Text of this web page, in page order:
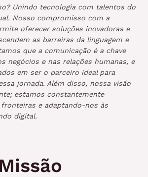
Unindo tecnologia com talentos do
Nosso compromisso com a
oferecer soluções inovadoras e
as barreiras da linguagem e
que a comunicação é a chave
negócios e nas relações humanas, e
em ser o parceiro ideal para
jornada. Além disso, nossa visão
estamos constantemente
e adaptando-nos às
digital.